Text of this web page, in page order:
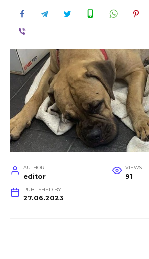
AUTHOR
editor
VIEWS
91
PUBLISHED BY
27.06.2023